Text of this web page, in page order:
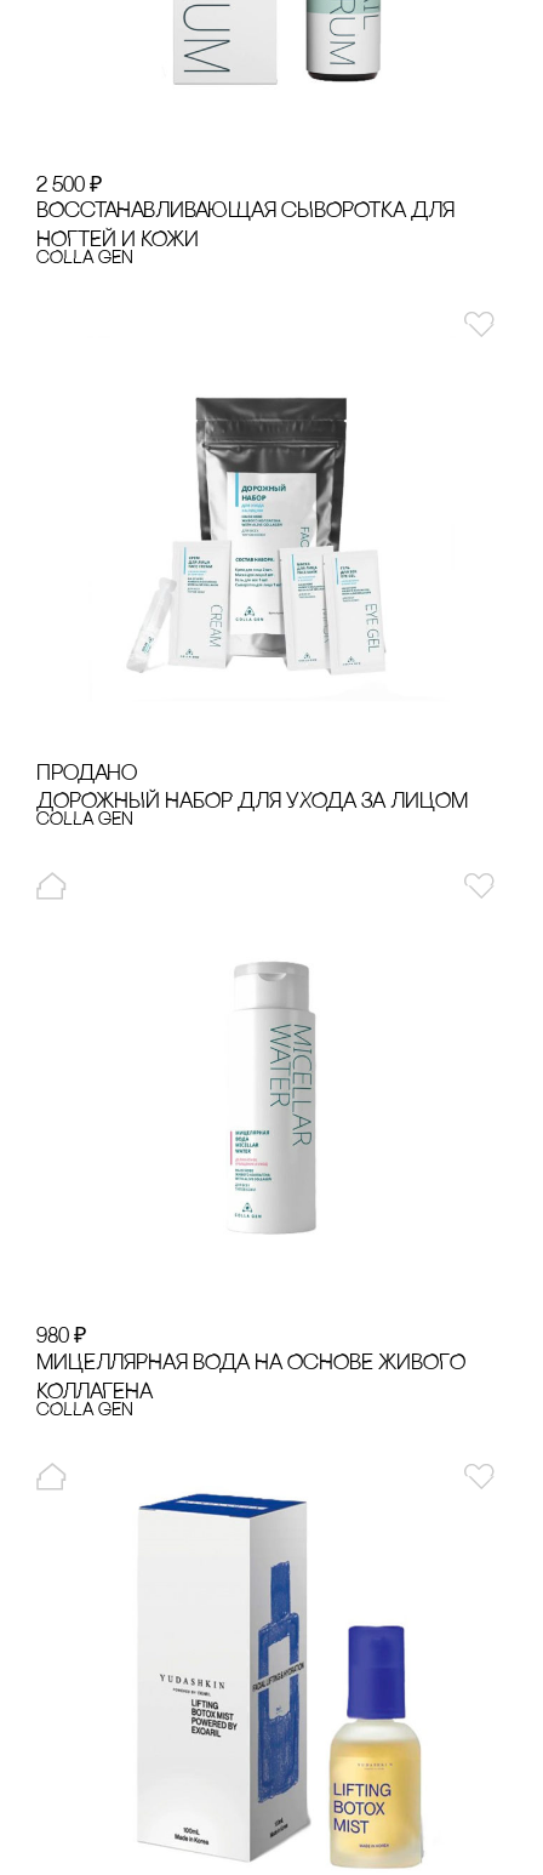
2 500 ₽
ВОссТАНАВЛИВАЮЩАЯ сЫВОРОТКА ДЛЯ
НОГТЕЙ И КОЖИ
cOLLA GEN
продано
ДОРОЖНЫЙ НАБОР ДЛЯ УХОДА ЗА ЛИЦОМ
cOLLA GEN
980 ₽
МИЦЕЛЛЯРНАЯ ВОДА НА ОсНОВЕ ЖИВОГО
КОЛЛАГЕНА
cOLLA GEN